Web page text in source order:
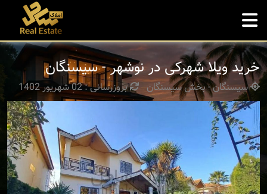
خرید ویلا شهرکی در نوشهر - سیسنگان
سیسنگان - بخش سیسنگان بروزرسانی : 02 شهریور 1402